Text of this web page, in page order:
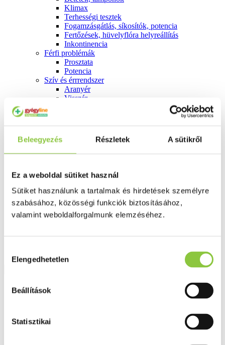
Beleegyezés Részletek A sütikről
Ez a weboldal sütiket használ
Sütiket használunk a tartalmak és hirdetések személyre
szabásához, közösségi funkciók biztosításához,
valamint weboldalforgalmunk elemzéséhez.
kiválasztása
Elengedhetetlen
Beállítások
Statisztikai
Klimax
Terhességi tesztek
Fogamzásgátlás, síkosítók, potencia
Fertőzések, hüvelyflóra helyreállítás
Inkontinencia
Férfi problémák
Prosztata
Potencia
Szív és érrrendszer
Aranyér
Visszér
Koleszterinszint csökkentők, omega 3
Í́nygyulladás
Szájvíz
Fogselyem
Műfogsor ápolás
Fogfehérítés
Teák
É́lvezeti
Ajánlataink
Supradyn Energy Gummies gumivitamin 60 db